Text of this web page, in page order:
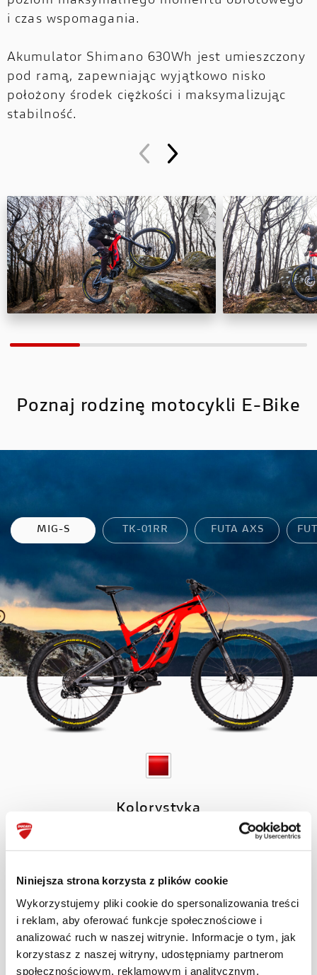
Niniejsza strona korzysta z plików cookie
Wykorzystujemy pliki cookie do spersonalizowania treści
i reklam, aby oferować funkcje społecznościowe i
analizować ruch w naszej witrynie. Informacje o tym, jak
korzystasz z naszej witryny, udostępniamy partnerom
społecznościowym, reklamowym i analitycznym.
i czas wspomagania.
Akumulator Shimano 630Wh jest umieszczony
pod ramą, zapewniając wyjątkowo nisko
położony środek ciężkości i maksymalizując
stabilność.
Poznaj rodzinę motocykli E-Bike
MIG-S TK-01RR FUTA AXS
Kolorystyka
KONFIGURUJ
Podziel się wybranym modelem